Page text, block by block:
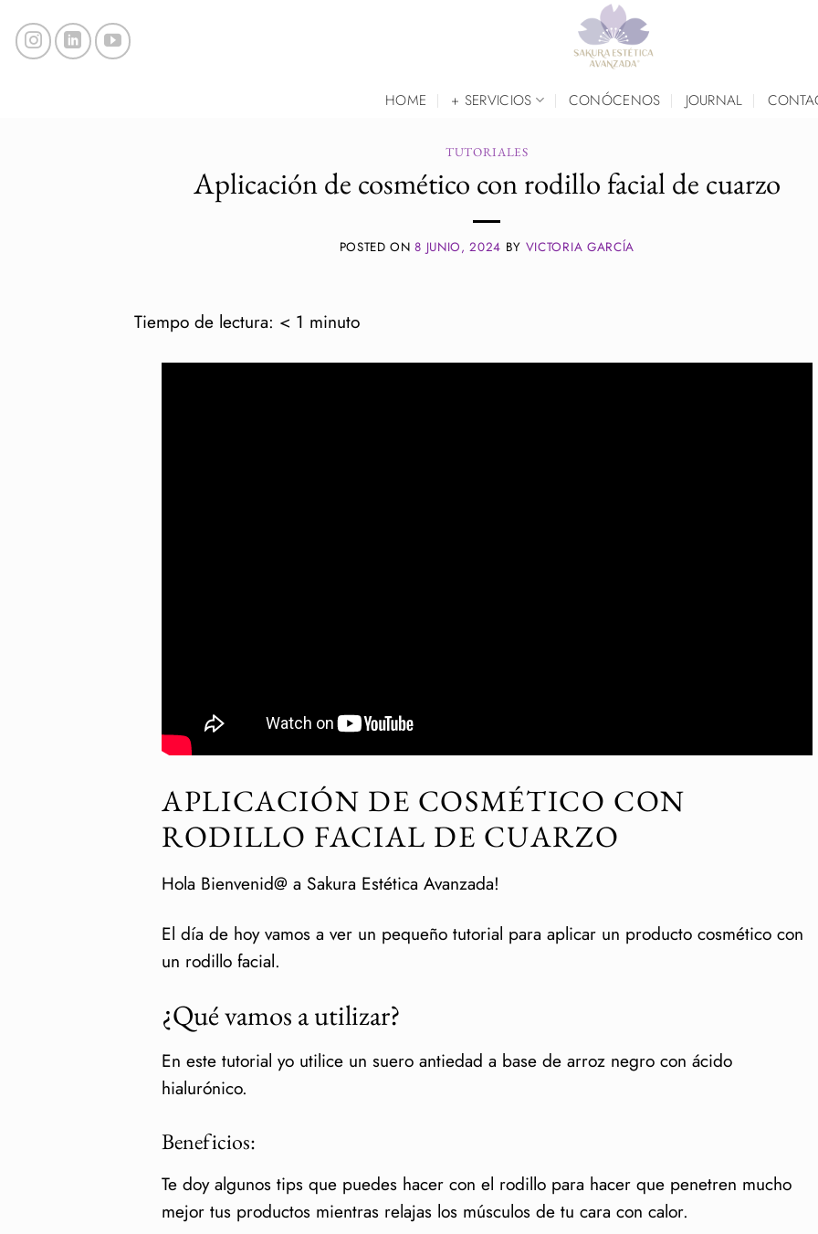
contenido
HOME + SERVICIOS CONÓCENOS JOURNAL
TUTORIALES
Aplicación de cosmético con rodillo facial de cuarzo
POSTED ON8 JUNIO, 2024 BY VICTORIA GARCÍA
Tiempo de lectura: < 1 minuto
Tiempo de lectura:
APLICACIÓN DE COSMÉTICO CON
RODILLO FACIAL DE CUARZO
Hola Bienvenid@ a Sakura Estética Avanzada!
El día de hoy vamos a ver un pequeño tutorial para aplicar un producto cosmético con
un rodillo facial.
¿Qué vamos a utilizar?
En este tutorial yo utilice un suero antiedad a base de arroz negro con ácido
hialurónico.
Beneficios:
Te doy algunos tips que puedes hacer con el rodillo para hacer que penetren mucho
mejor tus productos mientras relajas los músculos de tu cara con calor.